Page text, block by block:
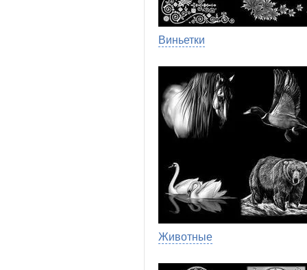
Виньетки
Животные